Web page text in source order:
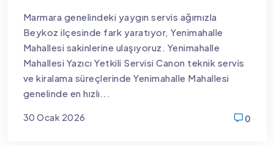
Marmara genelindeki yaygın servis ağımızla
Beykoz ilçesinde fark yaratıyor, Yenimahalle
Mahallesi sakinlerine ulaşıyoruz. Yenimahalle
Mahallesi Yazıcı Yetkili Servisi Canon teknik servis
ve kiralama süreçlerinde Yenimahalle Mahallesi
genelinde en hızlı...
30 Ocak 2026
0